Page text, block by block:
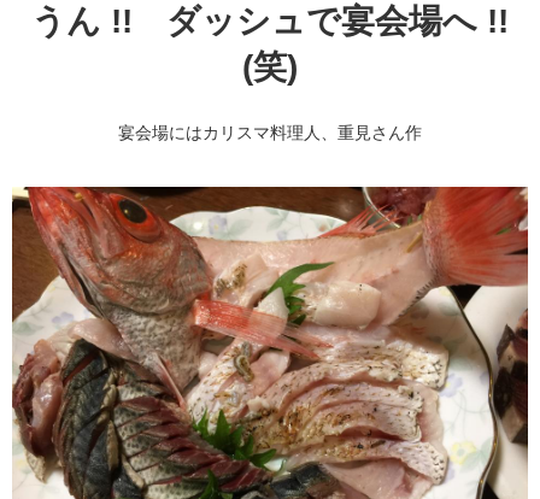
うん !! ダッシュで宴会場へ !!
(笑)
宴会場にはカリスマ料理人、重見さん作